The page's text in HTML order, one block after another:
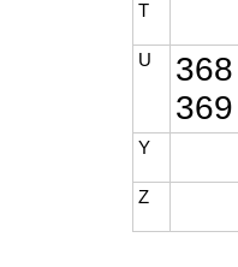
T
U
368
369
Y
Z